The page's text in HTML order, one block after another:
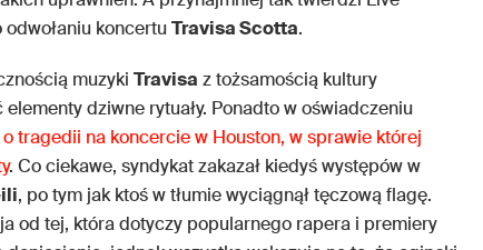
koncertu Travisa Scotta.
muzyki Travisa z tożsamością kultury
dziwne rytuały. Ponadto w oświadczeniu
o tragedii na koncercie w Houston, w sprawie której
. Co ciekawe, syndykat zakazał kiedyś występów w
, po tym jak ktoś w tłumie wyciągnął tęczową flagę.
od tej, która dotyczy popularnego rapera i premiery